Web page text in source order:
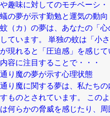
や趣味に対してのモチベーシ・
蟻の夢が示す勤勉と運気の動向
蚊（カ）の夢は、あなたの「
しています。 単独の蚊は「小
が現れると「圧迫感」を感じ
内容に注目することで・・・
通り魔の夢が示す心理状態
通り魔に関する夢は、私たち
すものとされています。 この
は何らかの脅威を感じたり、